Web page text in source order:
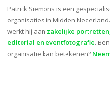
Patrick Siemons is een
organisaties in Midden
werkt hij aan zakelijke
editorial en eventfotografie.
organisatie kan betekenen?